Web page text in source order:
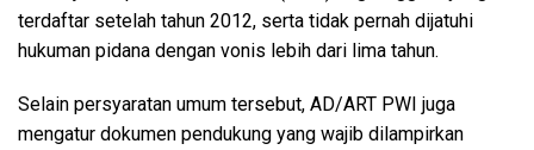
terdaftar setelah tahun 2012, serta tidak pernah dijatuhi
hukuman pidana dengan vonis lebih dari lima tahun.
Selain persyaratan umum tersebut, AD/ART PWI juga
mengatur dokumen pendukung yang wajib dilampirkan